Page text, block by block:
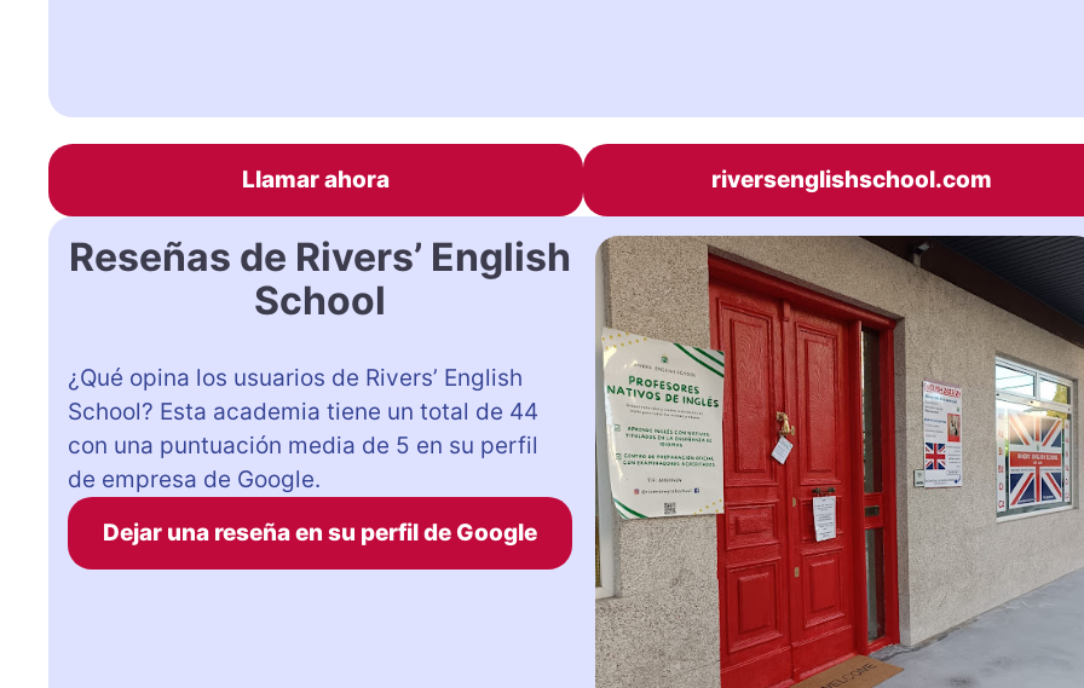
Llamar ahora riversenglishschool.com
Reseñas de Rivers’ English
School
¿Qué opina los usuarios de Rivers’ English
School? Esta academia tiene un total de 44
con una puntuación media de 5 en su perfil
de empresa de Google.
Dejar una reseña en su perfil de Google